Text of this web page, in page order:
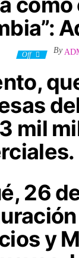
Off By
mil
26
y